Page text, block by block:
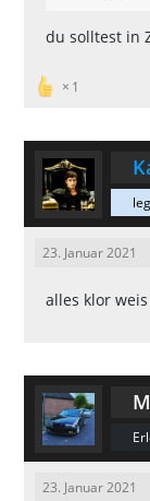
du solltest in
1
23. Januar 2021
alles klor
23. Januar 2021